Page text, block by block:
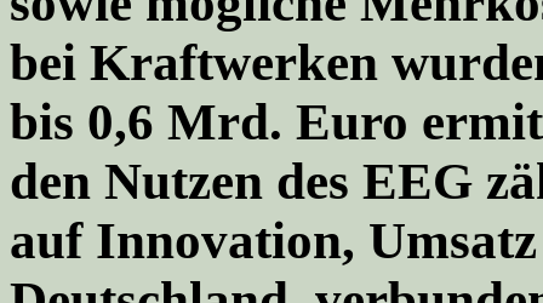
bei Kraftwerken
bis 0,6 Mrd. Euro
den Nutzen des EEG
auf Innovation,